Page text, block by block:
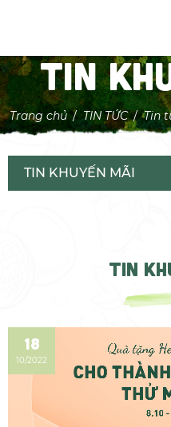
Tin
Trang chủ TIN TỨC Tin
TIN KHUYẾN MÃI
TIN
18
10/2022